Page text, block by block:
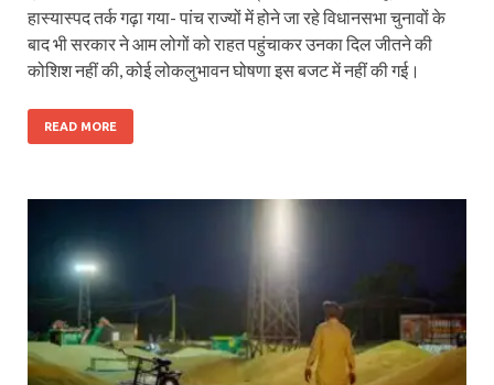
हास्यास्पद तर्क गढ़ा गया- पांच राज्यों में होने जा रहे विधानसभा चुनावों के
बाद भी सरकार ने आम लोगों को राहत पहुंचाकर उनका दिल जीतने की
कोशिश नहीं की, कोई लोकलुभावन घोषणा इस बजट में नहीं की गई।
READ MORE